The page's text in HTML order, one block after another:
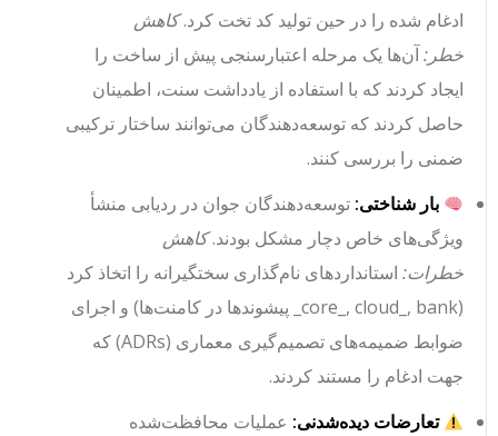
ادغام شده را در حین تولید کد تخت کرد.کاهش
خطر:آن‌ها یک مرحله اعتبارسنجی پیش از ساخت را
ایجاد کردند که با استفاده ازیادداشتسنت، اطمینان
حاصل کردند که توسعه‌دهندگان می‌توانند ساختار ترکیبی
ضمنی را بررسی کنند.
بار شناختی:توسعه‌دهندگان جوان در ردیابی منشأ
ویژگی‌های خاص دچار مشکل بودند.کاهش
خطرات:استانداردهای نام‌گذاری سختگیرانه را اتخاذ کرد
core_,cloud_,bank_
پیشوندها در کامنت‌ها) و اجرای
ضوابط ضمیمه‌های تصمیم‌گیری معماری (ADRs) که
جهت ادغام را مستند کردند.
تعارضات دیده‌شدنی:عملیات محافظت‌شده